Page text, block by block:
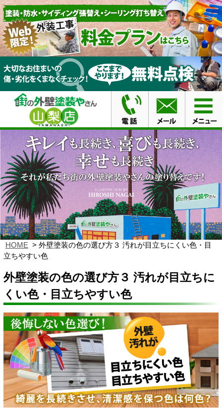
HOME
外壁塗装の色の選び方３ 汚れが目立ちにくい色・目
立ちやすい色
外壁塗装の色の選び方３ 汚れが目立ちに
くい色・目立ちやすい色